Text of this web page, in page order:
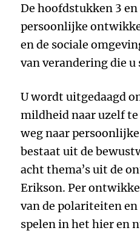
De hoofdstukken 3
persoonlijke
en de sociale
van verandering die
U wordt uitgedaagd
mildheid naar uzelf
weg naar
bestaat uit de
acht thema’s uit de
Erikson. Per
van de polariteiten
spelen in het hier en